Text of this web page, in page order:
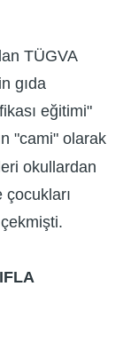
TÜGVA
gıda
eğitimi"
"cami" olarak
okullardan